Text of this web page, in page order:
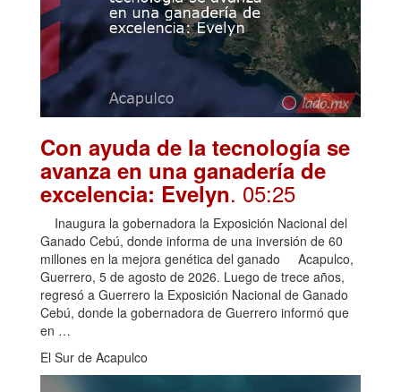
Con ayuda de la tecnología se
avanza en una ganadería de
excelencia: Evelyn. 05:25
Inaugura la gobernadora la Exposición Nacional del
Ganado Cebú, donde informa de una inversión de 60
millones en la mejora genética del ganado Acapulco,
Guerrero, 5 de agosto de 2026. Luego de trece años,
regresó a Guerrero la Exposición Nacional de Ganado
Cebú, donde la gobernadora de Guerrero informó que
en …
El Sur de Acapulco